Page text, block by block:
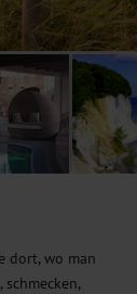
dort, wo man
widerrufen.
anzuzeigen.